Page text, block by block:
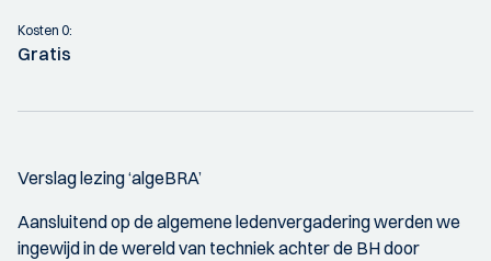
Kosten 0:
Gratis
Verslag lezing ‘algeBRA’
Aansluitend op de algemene ledenvergadering werden we
ingewijd in de wereld van techniek achter de BH door